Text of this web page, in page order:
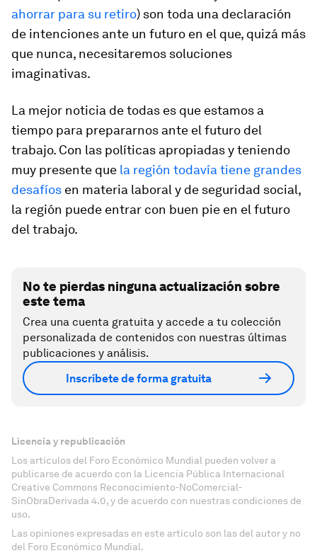
ahorrar para su retiro) son toda una declaración
de intenciones ante un futuro en el que, quizá más
que nunca, necesitaremos soluciones
imaginativas.
La mejor noticia de todas es que estamos a
tiempo para prepararnos ante el futuro del
trabajo. Con las políticas apropiadas y teniendo
muy presente que la región todavía tiene grandes
desafíos en materia laboral y de seguridad social,
la región puede entrar con buen pie en el futuro
del trabajo.
No te pierdas ninguna actualización sobre
este tema
Crea una cuenta gratuita y accede a tu colección
personalizada de contenidos con nuestras últimas
publicaciones y análisis.
Inscríbete de forma gratuita
Licencia y republicación
Los artículos del Foro Económico Mundial pueden volver a
publicarse de acuerdo con la Licencia Pública Internacional
Creative Commons Reconocimiento-NoComercial-
SinObraDerivada 4.0, y de acuerdo con nuestras condiciones de
uso.
Las opiniones expresadas en este artículo son las del autor y no
del Foro Económico Mundial.